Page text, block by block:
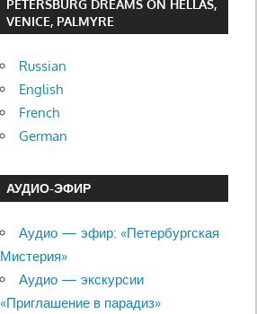
PETERSBURG DREAMS ON HELLAS,
VENICE, PALMYRE
Russian
English
French
German
АУДИО-ЭФИР
Аудио — эфир: «Петербургская
Мистерия»
Аудио — экскурсии
«Приглашение в парадиз»